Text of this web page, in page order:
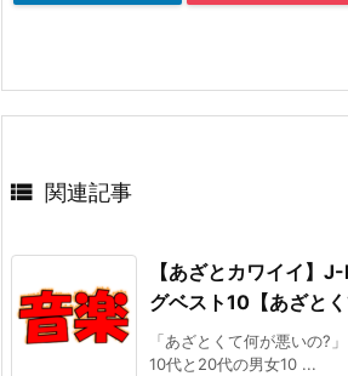
 関連記事
【あざとカワイイ】
グベスト10【あざとく
「あざとくて何が悪いの?
10代と20代の男女10 ...